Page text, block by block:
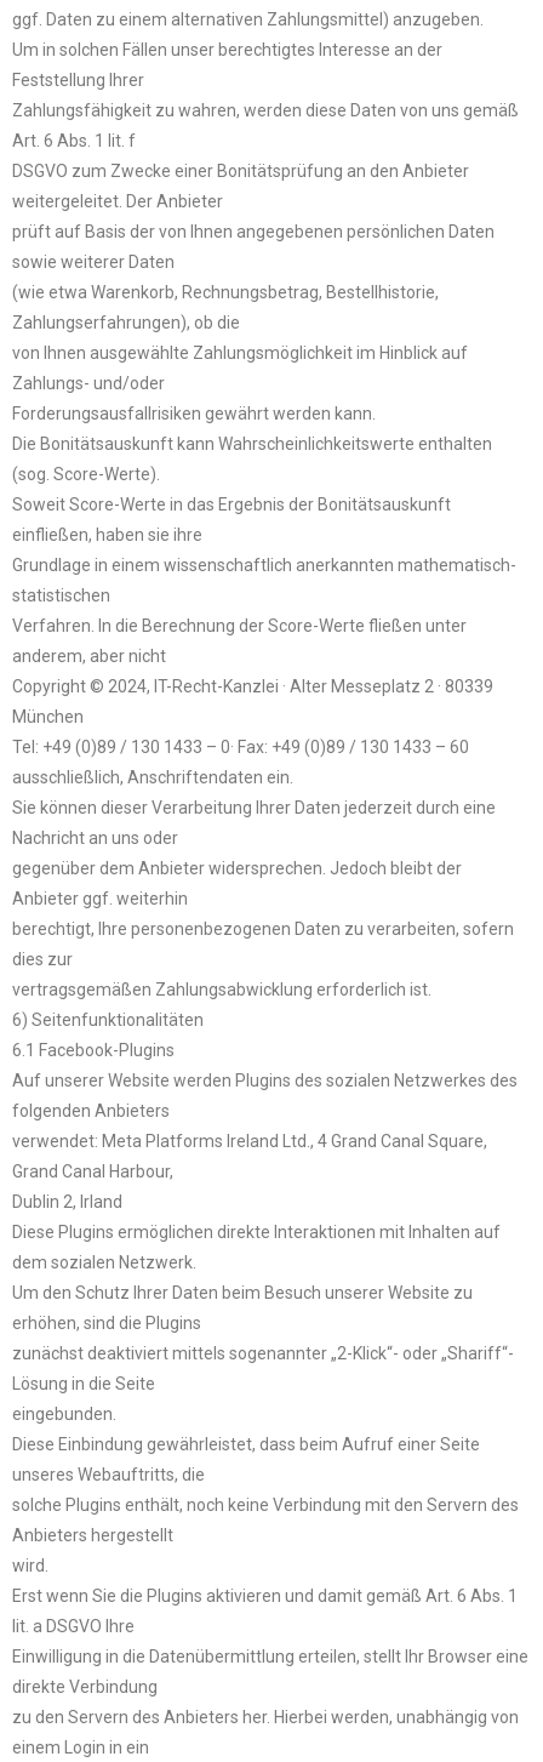
ggf. Daten zu einem alternativen Zahlungsmittel) anzugeben.
Um in solchen Fällen unser berechtigtes Interesse an der
Feststellung Ihrer
Zahlungsfähigkeit zu wahren, werden diese Daten von uns gemäß
Art. 6 Abs. 1 lit. f
DSGVO zum Zwecke einer Bonitätsprüfung an den Anbieter
weitergeleitet. Der Anbieter
prüft auf Basis der von Ihnen angegebenen persönlichen Daten
sowie weiterer Daten
(wie etwa Warenkorb, Rechnungsbetrag, Bestellhistorie,
Zahlungserfahrungen), ob die
von Ihnen ausgewählte Zahlungsmöglichkeit im Hinblick auf
Zahlungs- und/oder
Forderungsausfallrisiken gewährt werden kann.
Die Bonitätsauskunft kann Wahrscheinlichkeitswerte enthalten
(sog. Score-Werte).
Soweit Score-Werte in das Ergebnis der Bonitätsauskunft
einfließen, haben sie ihre
Grundlage in einem wissenschaftlich anerkannten mathematisch-
statistischen
Verfahren. In die Berechnung der Score-Werte fließen unter
anderem, aber nicht
Copyright © 2024, IT-Recht-Kanzlei · Alter Messeplatz 2 · 80339
München
Tel: +49 (0)89 / 130 1433 – 0· Fax: +49 (0)89 / 130 1433 – 60
ausschließlich, Anschriftendaten ein.
Sie können dieser Verarbeitung Ihrer Daten jederzeit durch eine
Nachricht an uns oder
gegenüber dem Anbieter widersprechen. Jedoch bleibt der
Anbieter ggf. weiterhin
berechtigt, Ihre personenbezogenen Daten zu verarbeiten, sofern
dies zur
vertragsgemäßen Zahlungsabwicklung erforderlich ist.
6) Seitenfunktionalitäten
6.1 Facebook-Plugins
Auf unserer Website werden Plugins des sozialen Netzwerkes des
folgenden Anbieters
verwendet: Meta Platforms Ireland Ltd., 4 Grand Canal Square,
Grand Canal Harbour,
Dublin 2, Irland
Diese Plugins ermöglichen direkte Interaktionen mit Inhalten auf
dem sozialen Netzwerk.
Um den Schutz Ihrer Daten beim Besuch unserer Website zu
erhöhen, sind die Plugins
zunächst deaktiviert mittels sogenannter „2-Klick“- oder „Shariff“-
Lösung in die Seite
eingebunden.
Diese Einbindung gewährleistet, dass beim Aufruf einer Seite
unseres Webauftritts, die
solche Plugins enthält, noch keine Verbindung mit den Servern des
Anbieters hergestellt
wird.
Erst wenn Sie die Plugins aktivieren und damit gemäß Art. 6 Abs. 1
lit. a DSGVO Ihre
Einwilligung in die Datenübermittlung erteilen, stellt Ihr Browser eine
direkte Verbindung
zu den Servern des Anbieters her. Hierbei werden, unabhängig von
einem Login in ein